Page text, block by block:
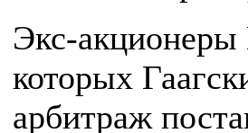
Экс-
которых
арбитраж